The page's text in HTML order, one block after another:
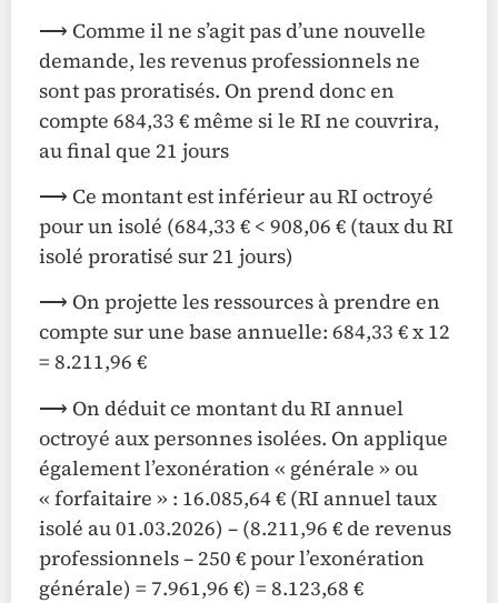
⟶ Comme il ne s’agit pas d’une nouvelle
demande, les revenus professionnels ne
sont pas proratisés. On prend donc en
compte 684,33 € même si le RI ne couvrira,
au final que 21 jours
⟶ Ce montant est inférieur au RI octroyé
pour un isolé (684,33 € < 908,06 € (taux du RI
isolé proratisé sur 21 jours)
⟶ On projette les ressources à prendre en
compte sur une base annuelle: 684,33 € x 12
= 8.211,96 €
⟶ On déduit ce montant du RI annuel
octroyé aux personnes isolées. On applique
également l’exonération « générale » ou
« forfaitaire » : 16.085,64 € (RI annuel taux
isolé au 01.03.2026) – (8.211,96 € de revenus
professionnels – 250 € pour l’exonération
générale) = 7.961,96 €) = 8.123,68 €